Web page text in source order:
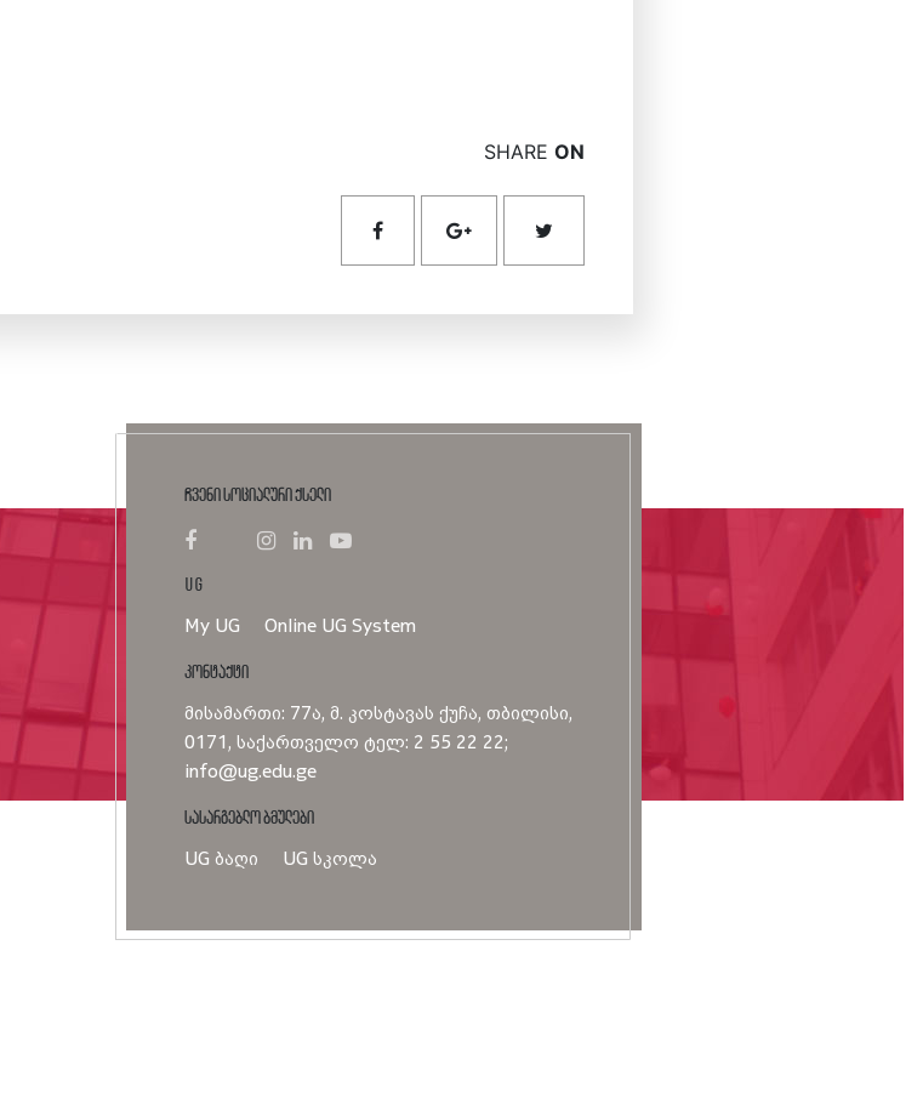
SHARE ON
ჩვენი სოციალური ქსელი
UG
My UG Online UG System
კონტაქტი
მისამართი: 77ა, მ. კოსტავას ქუჩა, თბილისი,
0171, საქართველო ტელ: 2 55 22 22;
info@ug.edu.ge
სასარგებლო ბმულები
UG ბაღი UG სკოლა